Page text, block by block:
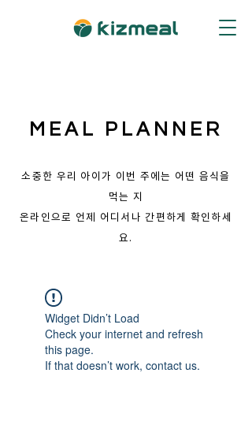
MEAL PLANNER
소중한 우리 아이가 이번 주에는 어떤 음식을
먹는 지
​온라인으로 언제 어디서나 간편하게 확인하세
요.
Widget Didn’t Load
Check your internet and refresh
this page.
If that doesn’t work, contact us.